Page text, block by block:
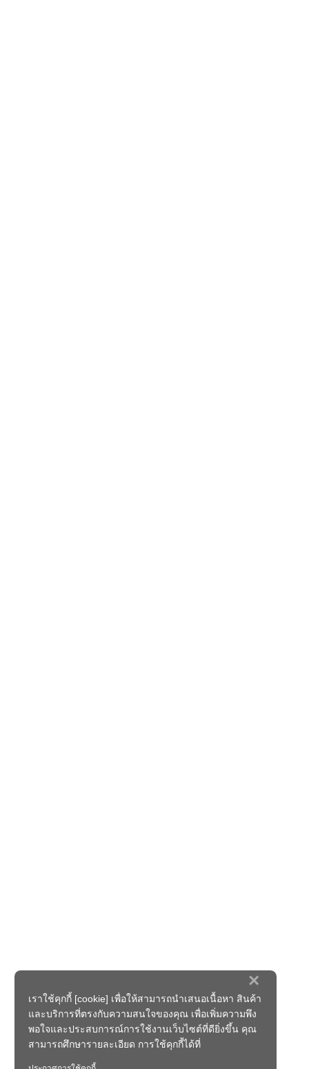
×
เราใช้คุกกี้ [cookie] เพื่อให้สามารถนำเสนอเนื้อหา สินค้า
และบริการที่ตรงกับความสนใจของคุณ เพื่อเพิ่มความพึง
พอใจและประสบการณ์การใช้งานเว็บไซต์ที่ดียิ่งขึ้น คุณ
สามารถศึกษารายละเอียด การใช้คุกกี้ได้ที่